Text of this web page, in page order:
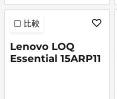
比較
Lenovo LOQ
Essential 15ARP11